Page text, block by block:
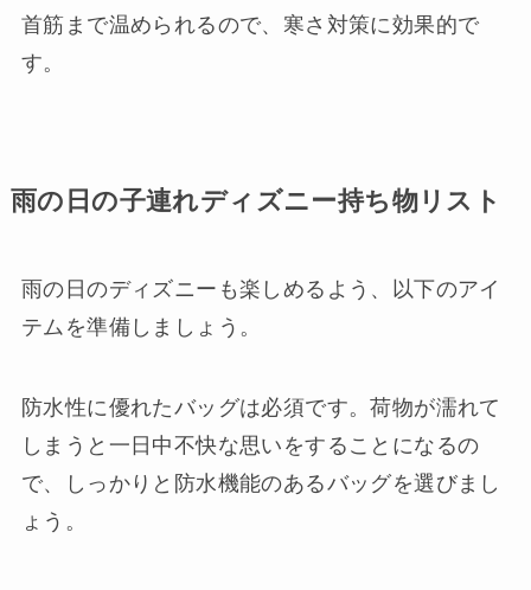
首筋まで温められるので、寒さ対策に効果的で
す。
雨の日の子連れディズニー持ち物リスト
雨の日のディズニーも楽しめるよう、以下のアイ
テムを準備しましょう。
防水性に優れたバッグは必須です。荷物が濡れて
しまうと一日中不快な思いをすることになるの
で、しっかりと防水機能のあるバッグを選びまし
ょう。